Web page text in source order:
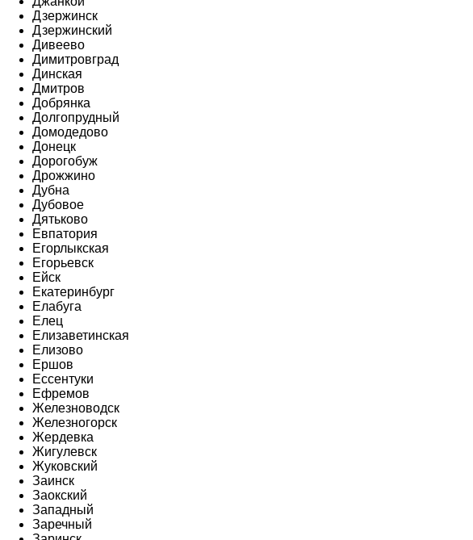
Дзержинск
Дзержинский
Дивеево
Димитровград
Динская
Дмитров
Добрянка
Долгопрудный
Домодедово
Донецк
Дорогобуж
Дрожжино
Дубна
Дубовое
Дятьково
Евпатория
Егорлыкская
Егорьевск
Ейск
Екатеринбург
Елабуга
Елец
Елизаветинская
Елизово
Ершов
Ессентуки
Ефремов
Железноводск
Железногорск
Жердевка
Жигулевск
Жуковский
Заинск
Заокский
Западный
Заречный